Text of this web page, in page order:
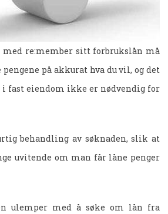
med re:member sitt forbrukslån må
på akkurat hva du vil, og det
fast eiendom ikke er nødvendig for
behandling av søknaden, slik at
uvitende om man får låne penger
ulemper med å søke om lån fra